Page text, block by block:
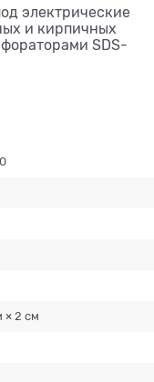
электрические
и кирпичных
SDS-
× 2 см